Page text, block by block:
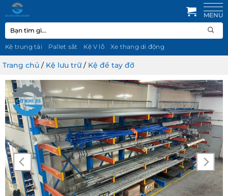
qua
nội
dung
Tìm
kiếm:
Kệ trung tải Pallet sắt Kệ V lỗ Xe thang di động
Trang chủ / Kệ lưu trữ/ Kệ để tay đỡ